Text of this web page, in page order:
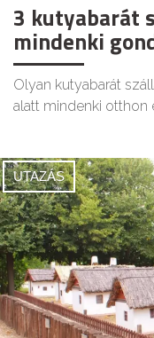
3 kutyabarát
mindenki
Olyan kutyabarát
alatt mindenki otthon
UTAZÁS